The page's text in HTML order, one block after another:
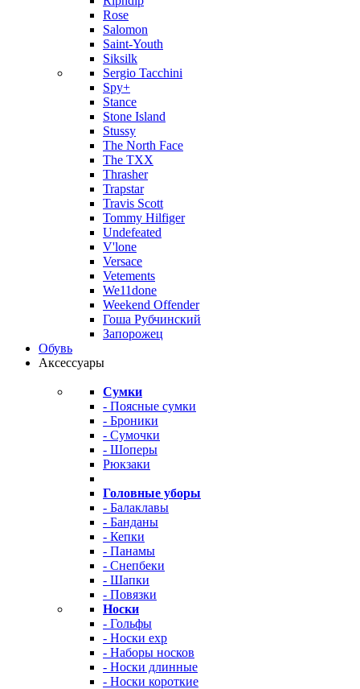
Rose
Salomon
Saint-Youth
Siksilk
Sergio Tacchini
Spy+
Stance
Stone Island
Stussy
The North Face
The TXX
Thrasher
Trapstar
Travis Scott
Tommy Hilfiger
Undefeated
V'lone
Versace
Vetements
We11done
Weekend Offender
Гоша Рубчинский
Запорожец
Обувь
Аксессуары
Сумки
- Поясные сумки
- Броники
- Сумочки
- Шоперы
Рюкзаки
Головные уборы
- Балаклавы
- Банданы
- Кепки
- Панамы
- Снепбеки
- Шапки
- Повязки
Носки
- Гольфы
- Носки exp
- Наборы носков
- Носки длинные
- Носки короткие